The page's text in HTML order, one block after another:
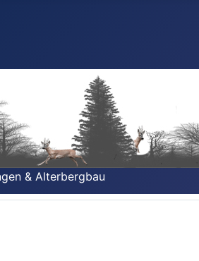
& Alterbergbau